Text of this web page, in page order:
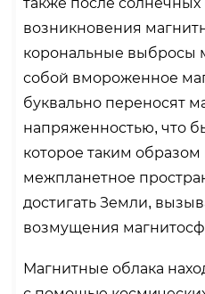
также после
возникновения
корональные выбросы
собой вмороженное
буквально переносят
напряженностью, что
которое таким образом
межпланетное
достигать Земли,
возмущения
Магнитные облака